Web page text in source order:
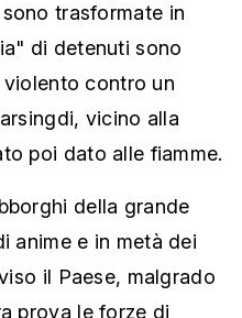
trasformate in
di detenuti sono
contro un
vicino alla
poi dato alle fiamme.
della grande
anime e in metà dei
il Paese, malgrado
prova le forze di